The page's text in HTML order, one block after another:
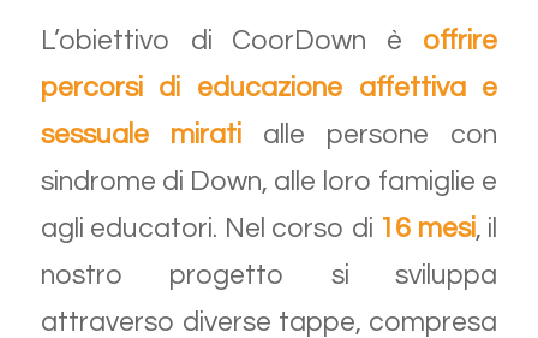
L’obiettivo di CoorDown è offrire
percorsi di educazione affettiva e
sessuale miratialle persone con
sindrome di Down, alle loro famiglie e
agli educatori. Nel corso di 16 mesi, il
nostro progetto si sviluppa
attraverso diverse tappe, compresa